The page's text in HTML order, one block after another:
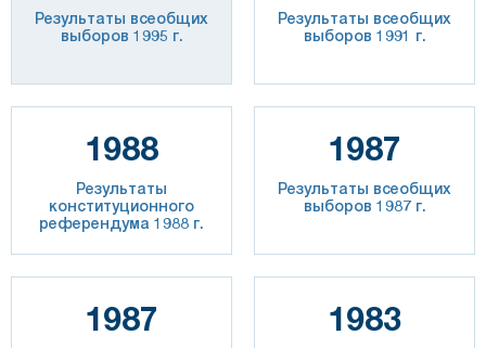
Результаты всеобщих
выборов 1995 г.
Результаты всеобщих
выборов 1991 г.
1988
Результаты
конституционного
референдума 1988 г.
1987
Результаты всеобщих
выборов 1987 г.
1987 1983